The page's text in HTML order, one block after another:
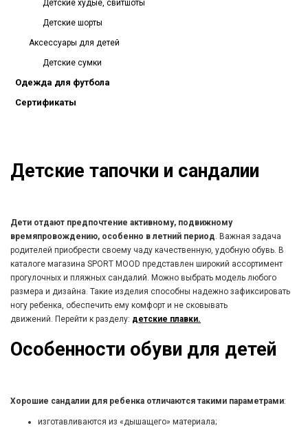
Детские худые, свитшоты
Детские шорты
Аксессуары для детей
Детские сумки
Одежда для футбола
Сертификаты
Детские тапочки и сандалии
Дети отдают предпочтение активному, подвижному
времяпровождению, особенно в летний период. Важная задача
родителей приобрести своему чаду качественную, удобную обувь. В
каталоге магазина SPORT MOOD представлен широкий ассортимент
прогулочных и пляжных сандалий. Можно выбрать модель любого
размера и дизайна. Такие изделия способны надежно зафиксировать
ногу ребенка, обеспечить ему комфорт и не сковывать
движений. Перейти к разделу: детские плавки.
Особенности обуви для детей
Хорошие сандалии для ребенка отличаются такими параметрами:
изготавливаются из «дышащего» материала;